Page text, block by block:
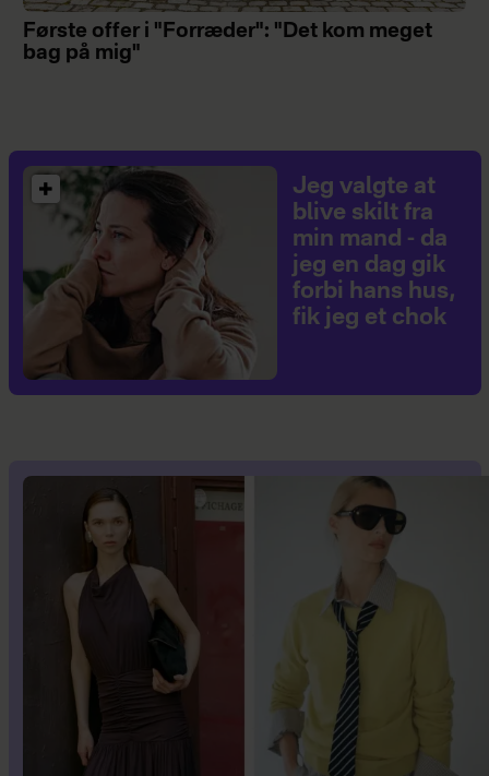
Første offer i "Forræder": "Det kom meget
bag på mig"
Jeg valgte at
blive skilt fra
min mand - da
jeg en dag gik
forbi hans hus,
fik jeg et chok